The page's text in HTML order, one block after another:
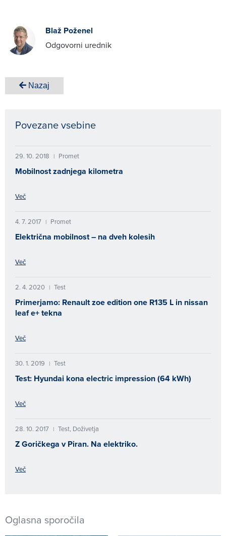
Blaž Poženel
Odgovorni urednik
Nazaj
Povezane vsebine
29. 10. 2018 | Promet
Mobilnost zadnjega kilometra
Več
4. 7. 2017 | Promet
Električna mobilnost – na dveh kolesih
Več
2. 4. 2020 | Test
Primerjamo: Renault zoe edition one R135 L in nissan
leaf e+ tekna
Več
30. 1. 2019 | Test
Test: Hyundai kona electric impression (64 kWh)
Več
28. 10. 2017 | Test, Doživetja
Z Goričkega v Piran. Na elektriko.
Več
Oglasna sporočila